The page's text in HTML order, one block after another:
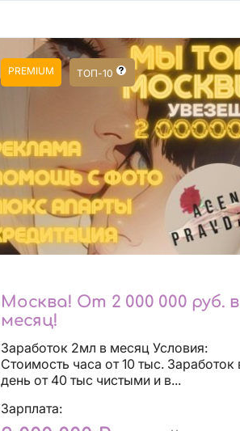
PREMIUM ТОП-10
Москва! От 2 000 000 руб. в
месяц!
Заработок 2мл в месяц Условия:
Стоимость часа от 10 тыс. Заработок в
день от 40 тыс чистыми и в...
Зарплата: